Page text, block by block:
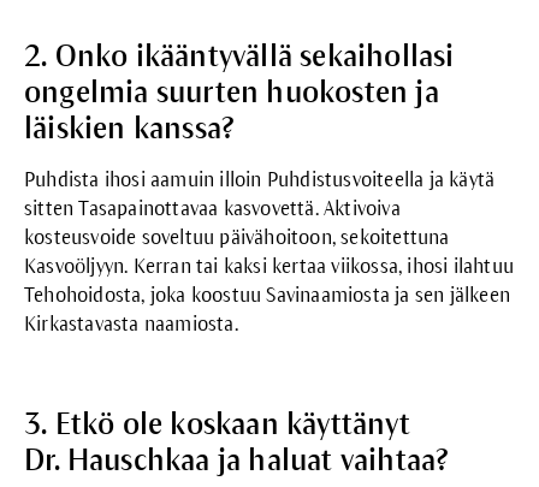
2. Onko ikääntyvällä sekaihollasi
ongelmia suurten huokosten ja
läiskien kanssa?
Puhdista ihosi aamuin illoin Puhdistusvoiteella ja käytä
sittenTasapainottavaa kasvovettä.Aktivoiva
kosteusvoide soveltuu päivähoitoon, sekoitettuna
Kasvoöljyyn. Kerran tai kaksi kertaa viikossa, ihosi ilahtuu
Tehohoidosta, joka koostuuSavinaamiostaja sen jälkeen
Kirkastavasta naamiosta.
3. Etkö ole koskaan käyttänyt
Dr. Hauschkaa ja haluat vaihtaa?